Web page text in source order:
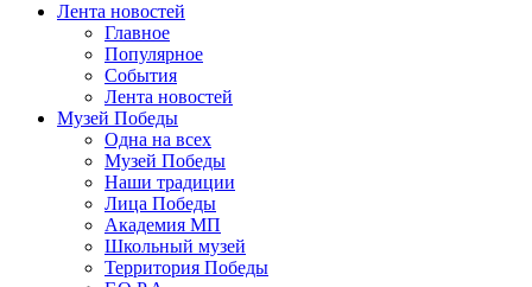
Лента новостей
Главное
Популярное
События
Лента новостей
Музей Победы
Одна на всех
Музей Победы
Наши традиции
Лица Победы
Академия МП
Школьный музей
Территория Победы